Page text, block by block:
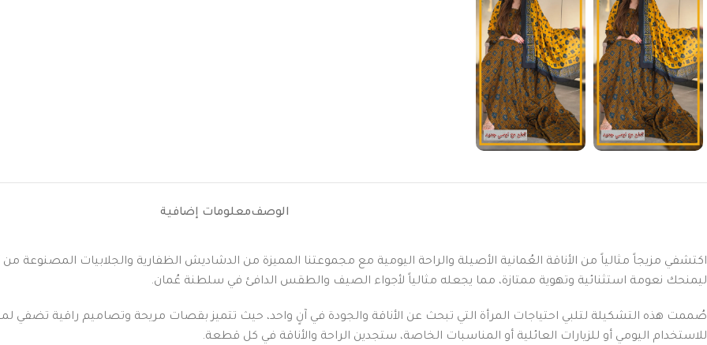
الوصفمعلومات إضافية
اكتشفي مزيجاً مثالياً من الأناقة العُمانية الأصيلة والراحة اليومية مع مجموعتنا المميزة من الدشاديش الظفارية والجلابيات المصنوعة من
ليمنحك نعومة استثنائية وتهوية ممتازة، مما يجعله مثالياً لأجواء الصيف والطقس الدافئ في سلطنة عُمان.
صُممت هذه التشكيلة لتلبي احتياجات المرأة التي تبحث عن الأناقة والجودة في آنٍ واحد، حيث تتميز بقصات مريحة وتصاميم راقية تضفي
للاستخدام اليومي أو للزيارات العائلية أو المناسبات الخاصة، ستجدين الراحة والأناقة في كل قطعة.